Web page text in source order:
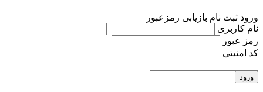
ورود ثبت نام بازیابی رمزعبور
نام کاربری
رمز عبور
کد امنیتی
ورود